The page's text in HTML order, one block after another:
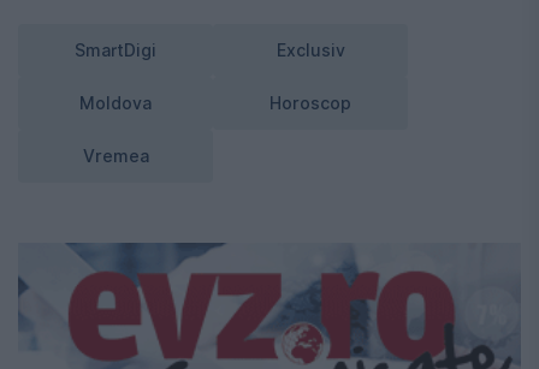
SmartDigi Exclusiv
Moldova Horoscop
Vremea